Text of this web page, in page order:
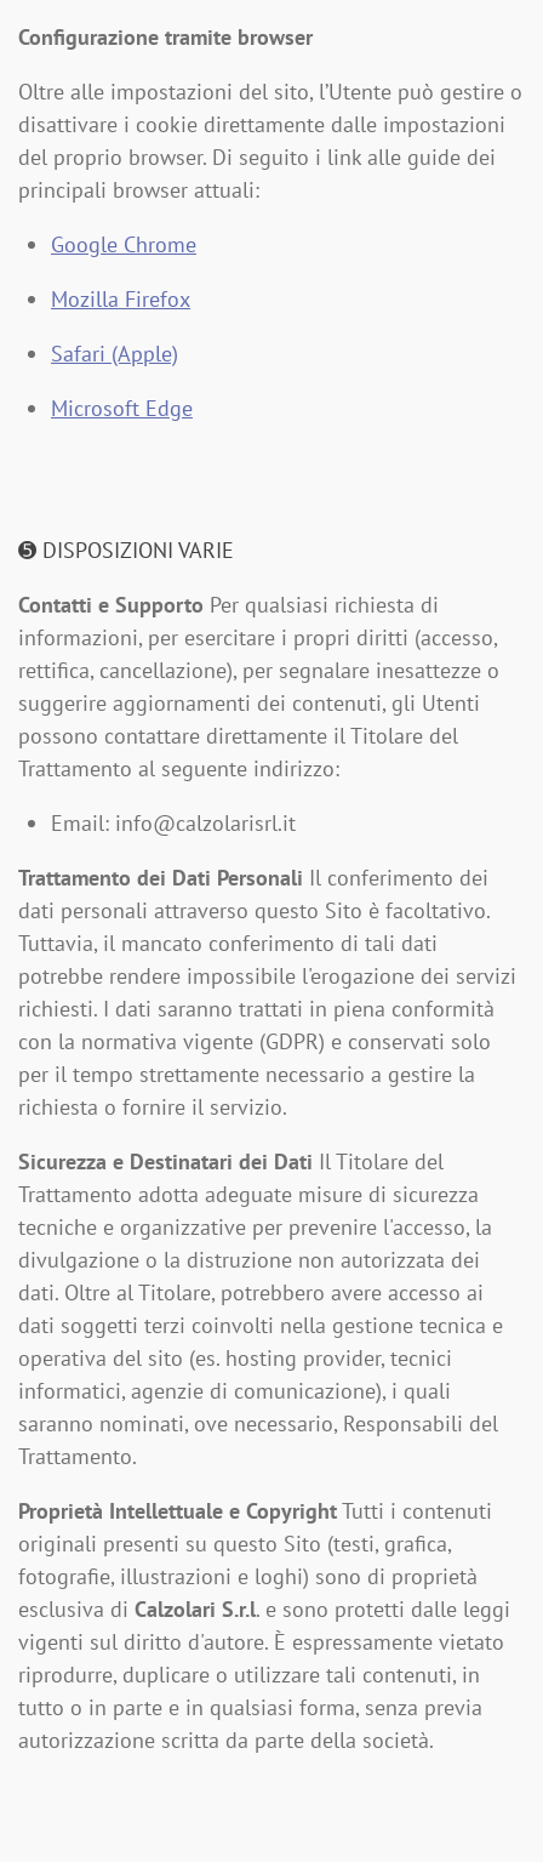
Configurazione tramite browser
Oltre alle impostazioni del sito, l’Utente può gestire o
disattivare i cookie direttamente dalle impostazioni
del proprio browser. Di seguito i link alle guide dei
principali browser attuali:
Google Chrome
Mozilla Firefox
Safari (Apple)
Microsoft Edge
➎ DISPOSIZIONI VARIE
Contatti e Supporto Per qualsiasi richiesta di
informazioni, per esercitare i propri diritti (accesso,
rettifica, cancellazione), per segnalare inesattezze o
suggerire aggiornamenti dei contenuti, gli Utenti
possono contattare direttamente il Titolare del
Trattamento al seguente indirizzo:
Email: info@calzolarisrl.it
Trattamento dei Dati Personali Il conferimento dei
dati personali attraverso questo Sito è facoltativo.
Tuttavia, il mancato conferimento di tali dati
potrebbe rendere impossibile l'erogazione dei servizi
richiesti. I dati saranno trattati in piena conformità
con la normativa vigente (GDPR) e conservati solo
per il tempo strettamente necessario a gestire la
richiesta o fornire il servizio.
Sicurezza e Destinatari dei Dati Il Titolare del
Trattamento adotta adeguate misure di sicurezza
tecniche e organizzative per prevenire l'accesso, la
divulgazione o la distruzione non autorizzata dei
dati. Oltre al Titolare, potrebbero avere accesso ai
dati soggetti terzi coinvolti nella gestione tecnica e
operativa del sito (es. hosting provider, tecnici
informatici, agenzie di comunicazione), i quali
saranno nominati, ove necessario, Responsabili del
Trattamento.
Proprietà Intellettuale e CopyrightTutti i contenuti
originali presenti su questo Sito (testi, grafica,
fotografie, illustrazioni e loghi) sono di proprietà
esclusiva di Calzolari S.r.l. e sono protetti dalle leggi
vigenti sul diritto d'autore. È espressamente vietato
riprodurre, duplicare o utilizzare tali contenuti, in
tutto o in parte e in qualsiasi forma, senza previa
autorizzazione scritta da parte della società.